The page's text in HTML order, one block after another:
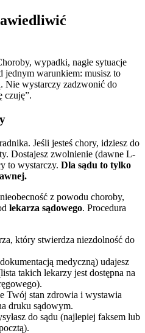
wypadki, nagłe sytuacje
jednym warunkiem: musisz to
Nie wystarczy zadzwonić do
czuję”.
Jeśli jesteś chory, idziesz do
Dostajesz zwolnienie (dawne L-
to wystarczy. Dla sądu to tylko
z powodu choroby,
lekarza sądowego. Procedura
który stwierdza niezdolność do
medyczną) udajesz
takich lekarzy jest dostępna na
Twój stan zdrowia i wystawia
druku sądowym.
do sądu (najlepiej faksem lub